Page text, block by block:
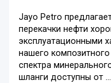
Jayo Petro
перекачки нефти
эксплуатационными
нашего
спектра
шланги доступны от ...